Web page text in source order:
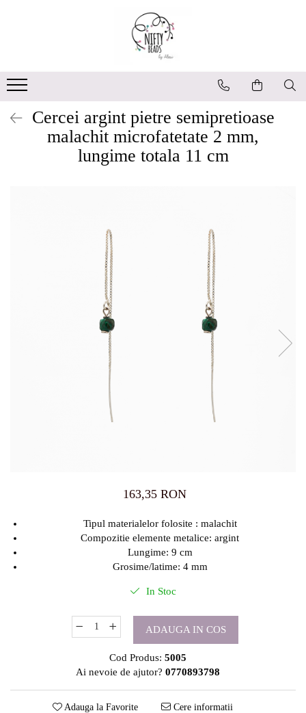
Cercei argint pietre semipretioase
malachit microfatetate 2 mm,
lungime totala 11 cm
163,35 RON
Tipul materialelor folosite : malachit
Compozitie elemente metalice: argint
Lungime: 9 cm
Grosime/latime: 4 mm
In Stoc
ADAUGA IN COS
Cod Produs: 5005
Ai nevoie de ajutor? 0770893798
Adauga la Favorite Cere informatii